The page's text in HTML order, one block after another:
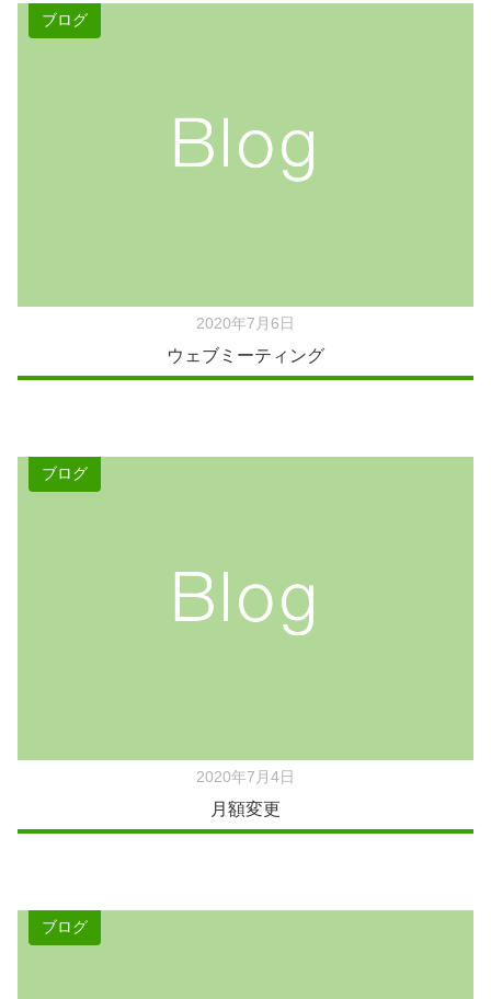
ブログ
2020年7月6日
ウェブミーティング
ブログ
2020年7月4日
月額変更
ブログ